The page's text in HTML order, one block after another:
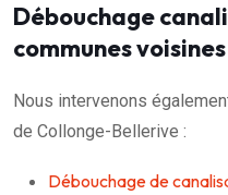
Débouchage
communes voisines
Nous intervenons
de Collonge-Bellerive :
Débouchage de